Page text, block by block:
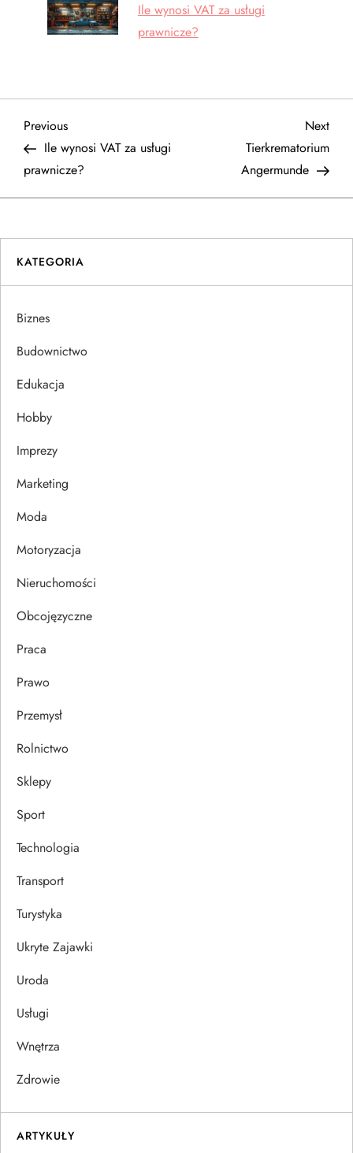
Ile wynosi VAT za usługi
prawnicze?
N
a
w
i
g
a
c
j
a
w
p
i
s
u
Previous
Post
Previous
Ile wynosi VAT za usługi
prawnicze?
Next
Post
Next
Tierkrematorium
Angermunde
KATEGORIA
Biznes
Budownictwo
Edukacja
Hobby
Imprezy
Marketing
Moda
Motoryzacja
Nieruchomości
Obcojęzyczne
Praca
Prawo
Przemysł
Rolnictwo
Sklepy
Sport
Technologia
Transport
Turystyka
Ukryte Zajawki
Uroda
Usługi
Wnętrza
Zdrowie
ARTYKUŁY